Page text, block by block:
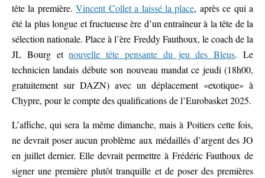
tête la première.Vincent Collet a laissé la place, après ce qui a
été la plus longue et fructueuse ère d’un entraîneur à la tête de la
sélection nationale. Place à l’ère Freddy Fauthoux, le coach de la
JL Bourg etnouvelle tête pensante du jeu des Bleus. Le
technicien landais débute son nouveau mandat ce jeudi (18h00,
gratuitement sur DAZN) avec un déplacement «exotique» à
Chypre, pour le compte des qualifications de l’Eurobasket 2025.
L’affiche, qui sera la même dimanche, mais à Poitiers cette fois,
ne devrait poser aucun problème aux médaillés d’argent des JO
en juillet dernier. Elle devrait permettre à Frédéric Fauthoux de
signer une première plutôt tranquille et de poser des premières